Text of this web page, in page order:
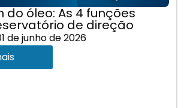
do óleo: As 4 funções
de direção
de junho de 2026